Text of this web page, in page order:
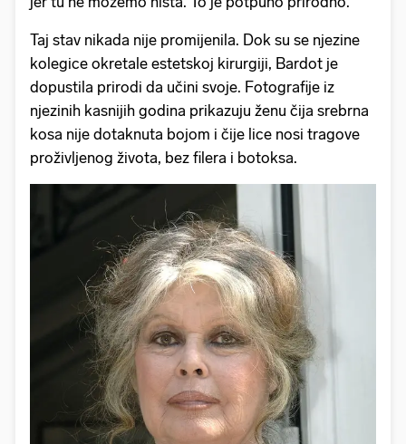
Taj stav nikada nije promijenila. Dok su se njezine
kolegice okretale estetskoj kirurgiji, Bardot je
dopustila prirodi da učini svoje. Fotografije iz
njezinih kasnijih godina prikazuju ženu čija srebrna
kosa nije dotaknuta bojom i čije lice nosi tragove
proživljenog života, bez filera i botoksa.